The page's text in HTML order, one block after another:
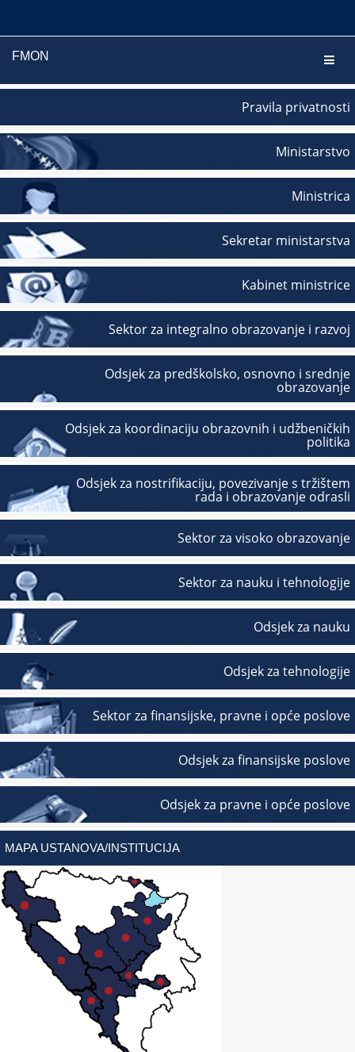
FMON
Pravila privatnosti
Ministarstvo
Ministrica
Sekretar ministarstva
Kabinet ministrice
Sektor za integralno obrazovanje i razvoj
Odsjek za predškolsko, osnovno i srednje
obrazovanje
Odsjek za koordinaciju obrazovnih i udžbeničkih
politika
Odsjek za nostrifikaciju, povezivanje s tržištem
rada i obrazovanje odrasli
Sektor za visoko obrazovanje
Sektor za nauku i tehnologije
Odsjek za nauku
Odsjek za tehnologije
Sektor za finansijske, pravne i opće poslove
Odsjek za finansijske poslove
Odsjek za pravne i opće poslove
MAPA USTANOVA/INSTITUCIJA